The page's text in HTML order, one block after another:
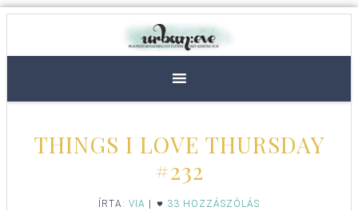
THINGS I LOVE THURSDAY
#232
ÍRTA: VIA 33 HOZZÁSZÓLÁS